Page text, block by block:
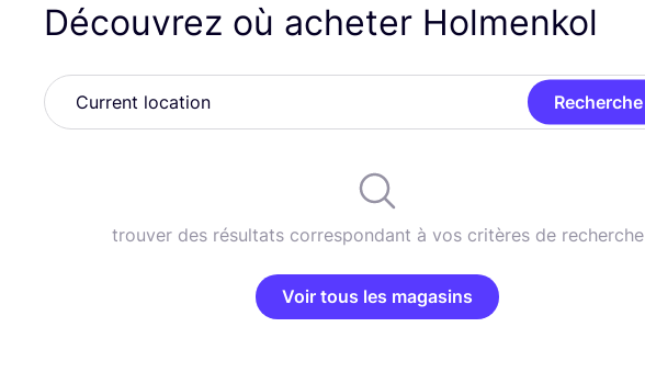
Découvrez où acheter Holmenkol
Recherche
trouver des résultats correspondant à vos critères de recherche
Voir tous les magasins